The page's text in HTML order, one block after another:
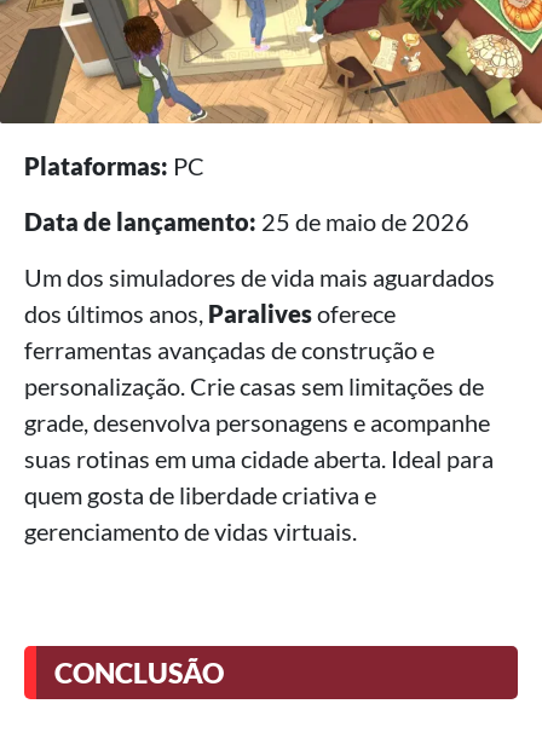
Plataformas: PC
Data de lançamento: 25 de maio de 2026
Um dos simuladores de vida mais aguardados
dos últimos anos, Paralivesoferece
ferramentas avançadas de construção e
personalização. Crie casas sem limitações de
grade, desenvolva personagens e acompanhe
suas rotinas em uma cidade aberta. Ideal para
quem gosta de liberdade criativa e
gerenciamento de vidas virtuais.
CONCLUSÃO